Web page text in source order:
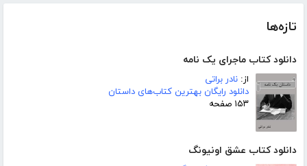
تازه‌ها
دانلود کتاب ماجرای یک نامه
از: نادر براتی
دانلود رایگان بهترین کتاب‌های داستان
۱۵۳ صفحه
دانلود کتاب عشق اونیونگ